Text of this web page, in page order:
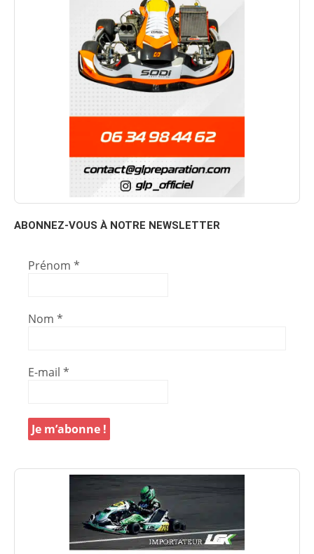
ABONNEZ-VOUS À NOTRE NEWSLETTER
Prénom *
Nom *
E-mail *